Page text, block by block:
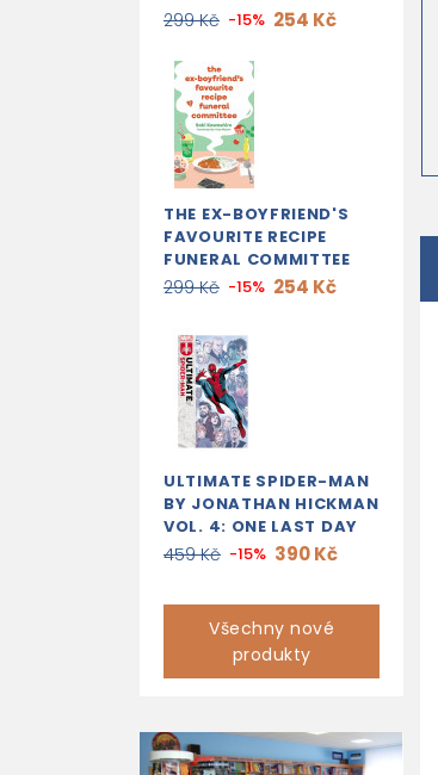
299 Kč -15% 254 Kč
THE EX-BOYFRIEND'S
FAVOURITE RECIPE
FUNERAL COMMITTEE
299 Kč -15% 254 Kč
ULTIMATE SPIDER-MAN
BY JONATHAN HICKMAN
VOL. 4: ONE LAST DAY
459 Kč -15% 390 Kč
Všechny nové
produkty